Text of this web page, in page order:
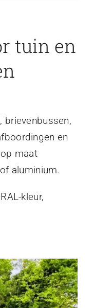
tuin en
brievenbussen,
en
maat
aluminium.
kleur,